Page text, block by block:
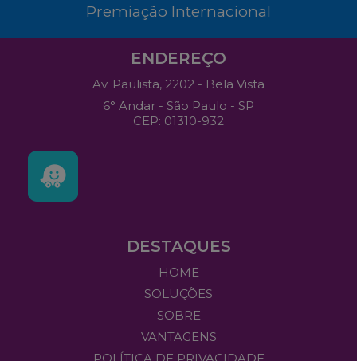
Premiação Internacional
ENDEREÇO
Av. Paulista, 2202 - Bela Vista
6° Andar - São Paulo - SP
CEP: 01310-932
DESTAQUES
HOME
SOLUÇÕES
SOBRE
VANTAGENS